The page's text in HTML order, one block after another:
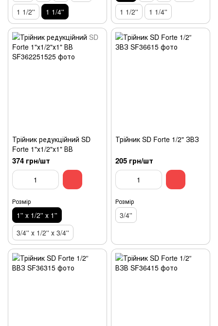
1 1/2''
1 1/4''
1 1/2''
1 1/4''
Трійник редукційний SD
Forte 1"х1/2"х1" ВВ
374 грн/шт
Розмір
1'' х 1/2'' х 1''
3/4'' х 1/2'' х 3/4''
Трійник SD Forte 1/2" ЗВЗ
205 грн/шт
Розмір
3/4''